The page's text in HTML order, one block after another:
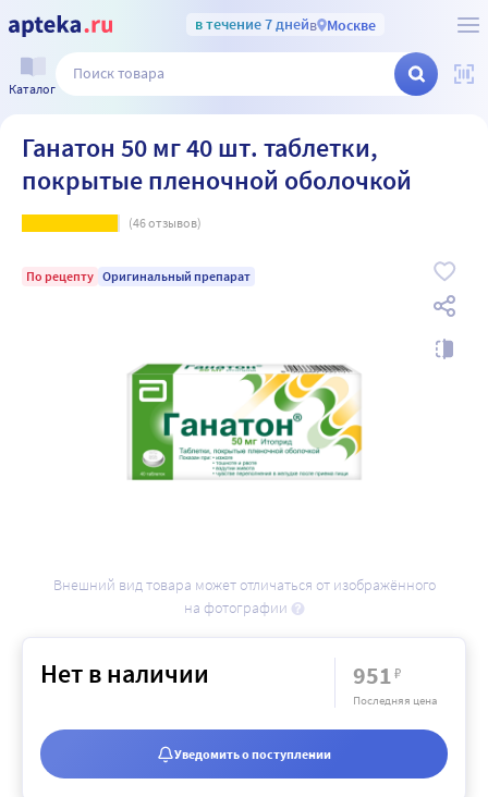
в течение 7 днейв Москве
Каталог
Ганатон 50 мг 40 шт. таблетки,
покрытые пленочной оболочкой
(46отзывов)
По рецепту Оригинальный препарат
Внешний вид товара может отличаться от изображённого
на фотографии
Нет в наличии 951₽
Последняя цена
Уведомить о поступлении